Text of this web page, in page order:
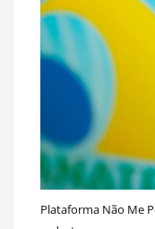
Plataforma Não Me